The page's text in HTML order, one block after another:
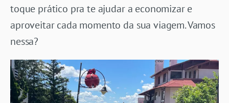
toque prático pra te ajudar a economizar e
aproveitar cada momento da sua viagem. Vamos
nessa?